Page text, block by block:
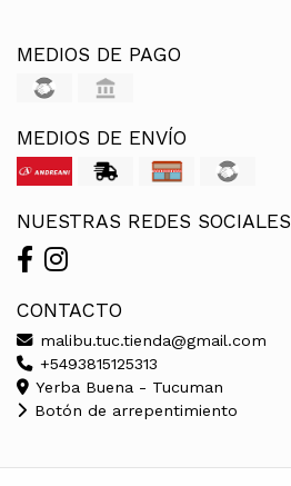
MEDIOS DE PAGO
MEDIOS DE ENVÍO
NUESTRAS REDES SOCIALES
CONTACTO
malibu.tuc.tienda@gmail.com
+5493815125313
Yerba Buena - Tucuman
Botón de arrepentimiento